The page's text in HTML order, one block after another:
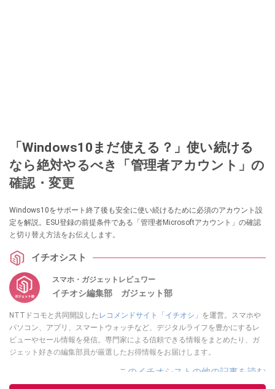
「Windows10まだ使える？」使い続ける
なら絶対やるべき「管理者アカウント」の
確認・変更
Windows10をサポート終了後も安全に使い続けるために必須のアカウント設
定を解説。ESU登録の前提条件である「管理者Microsoftアカウント」の確認
と切り替え方法をお伝えします。
イチオシスト
スマホ・ガジェットレビュワー
イチオシ編集部 ガジェット部
NTTドコモと共同開設した レコメンドサイト「イチオシ」 を運営。スマホや
パソコン、アプリ、スマートウォッチなど、デジタルライフを豊かにするレ
ビューやセール情報を発信。専門家による信頼できる情報をまとめたり、ガ
ジェット好きの編集部員が厳選したお得情報をお届けします。
このイチオシストの他の記事を読む